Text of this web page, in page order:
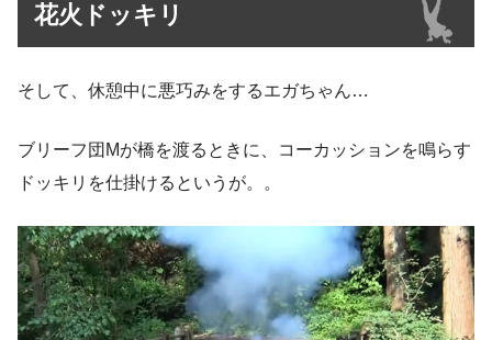
花火ドッキリ
そして、休憩中に悪巧みをするエガちゃん…
ブリーフ団Mが橋を渡るときに、コーカッションを鳴らす
ドッキリを仕掛けるというが。。